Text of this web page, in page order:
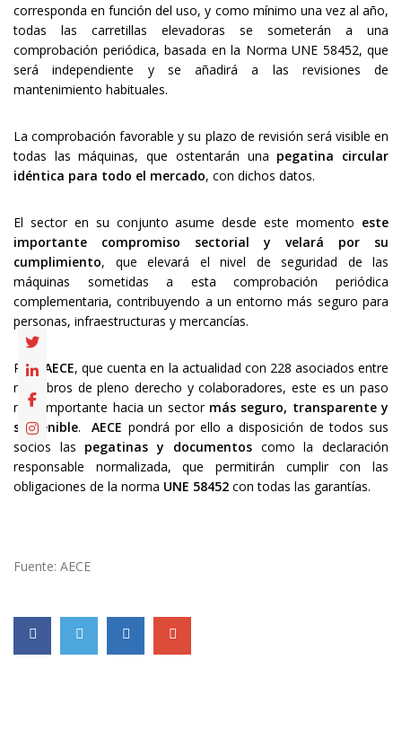
corresponda en función del uso, y como mínimo una vez al año,
todas las carretillas elevadoras se someterán a una
comprobación periódica, basada en la Norma UNE 58452, que
será independiente y se añadirá a las revisiones de
mantenimiento habituales.
La comprobación favorable y su plazo de revisión será visible en
todas las máquinas, que ostentarán una pegatina circular
idéntica para todo el mercado, con dichos datos.
El sector en su conjunto asume desde este momento este
importante compromiso sectorial y velará por su
cumplimiento, que elevará el nivel de seguridad de las
máquinas sometidas a esta comprobación periódica
complementaria, contribuyendo a un entorno más seguro para
personas, infraestructuras y mercancías.
Para AECE, que cuenta en la actualidad con 228 asociados entre
miembros de pleno derecho y colaboradores, este es un paso
muy importante hacia un sector más seguro, transparente y
sostenible.AECE pondrá por ello a disposición de todos sus
socios las pegatinas y documentoscomo la declaración
responsable normalizada, que permitirán cumplir con las
obligaciones de la norma UNE 58452 con todas las garantías.
Fuente: AECE